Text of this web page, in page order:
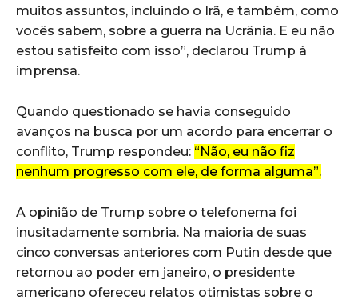
muitos assuntos, incluindo o Irã, e também, como
vocês sabem, sobre a guerra na Ucrânia. E eu não
estou satisfeito com isso”, declarou Trump à
imprensa.
Quando questionado se havia conseguido
avanços na busca por um acordo para encerrar o
conflito, Trump respondeu: “Não, eu não fiz
nenhum progresso com ele, de forma alguma”.
A opinião de Trump sobre o telefonema foi
inusitadamente sombria. Na maioria de suas
cinco conversas anteriores com Putin desde que
retornou ao poder em janeiro, o presidente
americano ofereceu relatos otimistas sobre o